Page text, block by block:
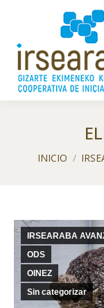
Estás aquí:
INICIO
IRSEARABA
ODS
OINEZ
Sin categorizar